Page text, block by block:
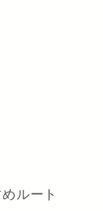
ルート